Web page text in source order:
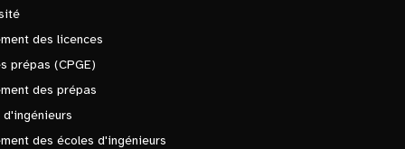
des licences
prépas (CPGE)
des prépas
d'ingénieurs
des écoles d'ingénieurs